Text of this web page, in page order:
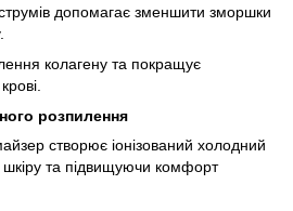
допомагає зменшити зморшки
колагену та покращує
розпилення
створює іонізований холодний
та підвищуючи комфорт